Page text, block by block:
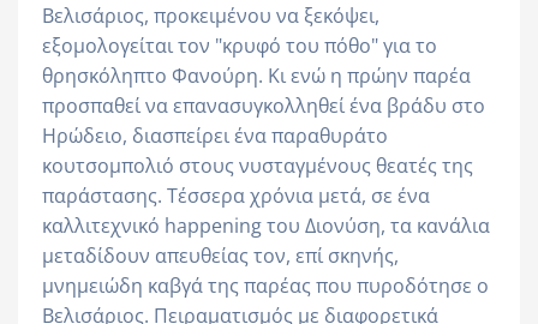
Βελισάριος, προκειμένου να ξεκόψει,
εξομολογείται τον "κρυφό του πόθο" για το
θρησκόληπτο Φανούρη. Κι ενώ η πρώην παρέα
προσπαθεί να επανασυγκολληθεί ένα βράδυ στο
Ηρώδειο, διασπείρει ένα παραθυράτο
κουτσομπολιό στους νυσταγμένους θεατές της
παράστασης. Τέσσερα χρόνια μετά, σε ένα
καλλιτεχνικό happening του Διονύση, τα κανάλια
μεταδίδουν απευθείας τον, επί σκηνής,
μνημειώδη καβγά της παρέας που πυροδότησε ο
Βελισάριος. Πειραματισμός με διαφορετικά